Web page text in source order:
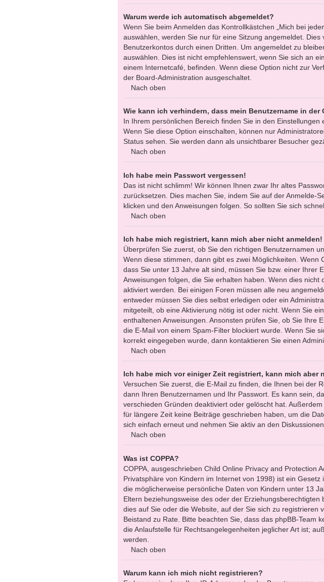
Warum werde ich automatisch abgemeldet?
Wenn Sie beim Anmelden das Kontrollkästchen „Mich bei
auswählen, werden Sie nur für eine Sitzung angemeldet.
Benutzerkontos durch einen Dritten. Um angemeldet zu
auswählen. Dies ist nicht empfehlenswert, wenn Sie sich an
einem Internetcafé, befinden. Wenn diese Option nicht zur
der Board-Administration ausgeschaltet.
Nach oben
Wie kann ich verhindern, dass mein Benutzername in
In Ihrem persönlichen Bereich finden Sie in den Einstellungen
Wenn Sie diese Option einschalten, können nur
Status sehen. Sie werden dann als unsichtbarer Besucher
Nach oben
Ich habe mein Passwort vergessen!
Das ist nicht schlimm! Wir können Ihnen zwar Ihr altes
zurücksetzen. Dies machen Sie, indem Sie auf der Anmelde-
klicken und den Anweisungen folgen. So sollten Sie sich
Nach oben
Ich habe mich registriert, kann mich aber nicht anmelden!
Überprüfen Sie zuerst, ob Sie den richtigen Benutzernamen
Wenn diese stimmen, dann gibt es zwei Möglichkeiten. Wenn
dass Sie unter 13 Jahre alt sind, müssen Sie bzw. einer Ihrer
Anweisungen folgen, die Sie erhalten haben. Wenn dies
aktiviert werden. Bei einigen Foren müssen alle neu
entweder müssen Sie dies selbst erledigen oder ein
mitgeteilt, ob eine Aktivierung nötig ist oder nicht. Wenn Sie
enthaltenen Anweisungen. Ansonsten prüfen Sie, ob Sie Ihre
die E-Mail von einem Spam-Filter blockiert wurde. Wenn Sie
korrekt eingegeben wurde, dann kontaktieren Sie einen
Nach oben
Ich habe mich vor einiger Zeit registriert, kann mich aber
Versuchen Sie zuerst, die E-Mail zu finden, die Ihnen bei der
dann Ihren Benutzernamen und Ihr Passwort. Es kann sein,
verschieden Gründen deaktiviert oder gelöscht hat.
für längere Zeit keine Beiträge geschrieben haben, um die
sich einfach erneut und nehmen Sie aktiv an den
Nach oben
Was ist COPPA?
COPPA, ausgeschrieben Child Online Privacy and Protection
Privatsphäre von Kindern im Internet von 1998) ist ein Gesetz
die möglicherweise persönliche Daten von Kindern unter 13
Eltern beziehungsweise des oder der
dies auf Sie oder die Website, auf der Sie sich zu registrieren
Beistand zu Rate. Bitte beachten Sie, dass das phpBB-Team
die Anlaufstelle für Rechtsangelegenheiten jeglicher Art ist;
werden.
Nach oben
Warum kann ich mich nicht registrieren?